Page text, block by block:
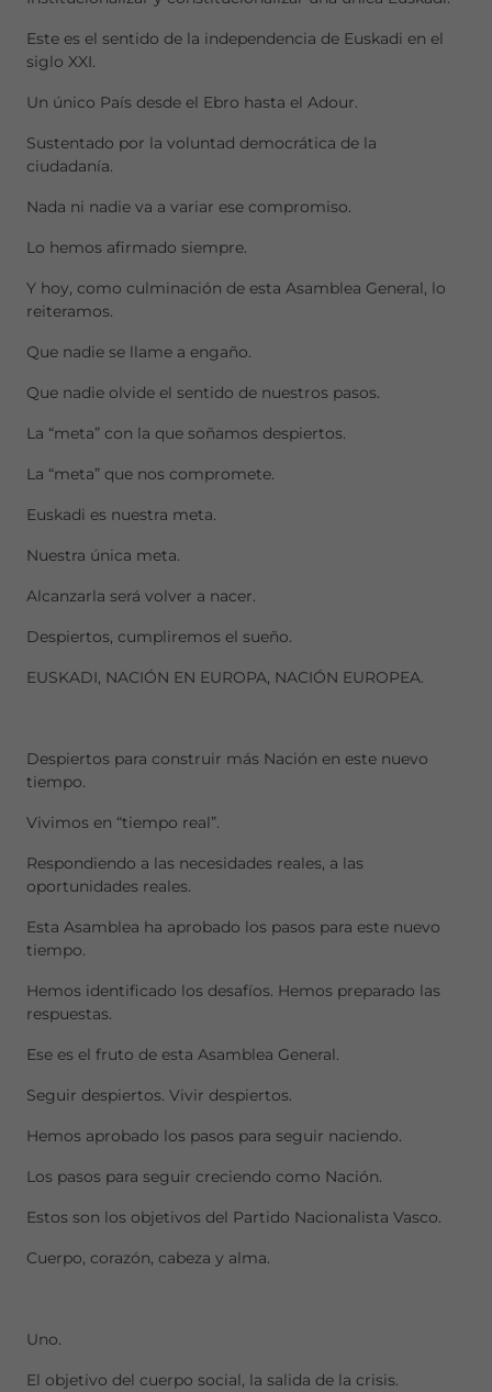
Este es el sentido de la independencia de Euskadi en el
siglo XXI.
Un único País desde el Ebro hasta el Adour.
Sustentado por la voluntad democrática de la
ciudadanía.
Nada ni nadie va a variar ese compromiso.
Lo hemos afirmado siempre.
Y hoy, como culminación de esta Asamblea General, lo
reiteramos.
Que nadie se llame a engaño.
Que nadie olvide el sentido de nuestros pasos.
La “meta” con la que soñamos despiertos.
La “meta” que nos compromete.
Euskadi es nuestra meta.
Nuestra única meta.
Alcanzarla será volver a nacer.
Despiertos, cumpliremos el sueño.
EUSKADI, NACIÓN EN EUROPA, NACIÓN EUROPEA.
Despiertos para construir más Nación en este nuevo
tiempo.
Vivimos en “tiempo real”.
Respondiendo a las necesidades reales, a las
oportunidades reales.
Esta Asamblea ha aprobado los pasos para este nuevo
tiempo.
Hemos identificado los desafíos. Hemos preparado las
respuestas.
Ese es el fruto de esta Asamblea General.
Seguir despiertos. Vivir despiertos.
Hemos aprobado los pasos para seguir naciendo.
Los pasos para seguir creciendo como Nación.
Estos son los objetivos del Partido Nacionalista Vasco.
Cuerpo, corazón, cabeza y alma.
Uno.
El objetivo del cuerpo social, la salida de la crisis.